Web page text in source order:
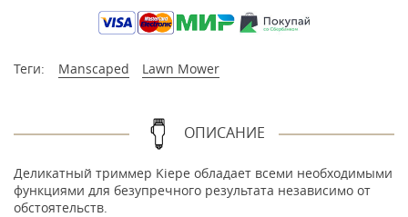
Теги: Manscaped Lawn Mower
ОПИСАНИЕ
Деликатный триммер Kiepe обладает всеми необходимыми
функциями для безупречного результата независимо от
обстоятельств.